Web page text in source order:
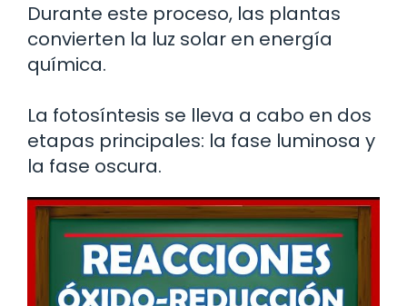
Durante este proceso, las plantas
convierten la luz solar en energía
química.
La fotosíntesis se lleva a cabo en dos
etapas principales: la fase luminosa y
la fase oscura.